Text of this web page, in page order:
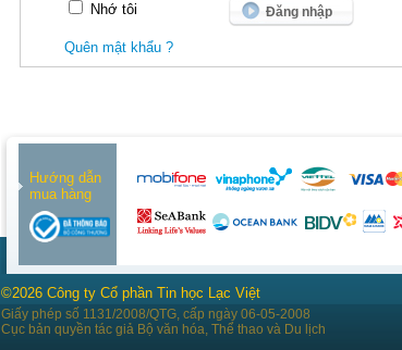
Nhớ tôi
Quên mật khẩu ?
Hướng dẫn
mua hàng
©2026 Công ty Cổ phần Tin học Lạc Việt
Giấy phép số 1131/2008/QTG, cấp ngày 06-05-2008
Cục bản quyền tác giả Bộ văn hóa, Thể thao và Du lịch